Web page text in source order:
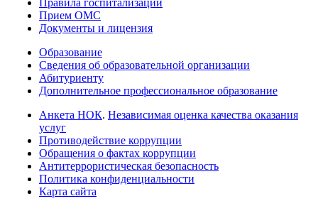
Правила госпитализации
Прием ОМС
Документы и лицензия
Образование
Сведения об образовательной организации
Абитуриенту
Дополнительное профессиональное образование
Анкета НОК. Независимая оценка качества оказания
услуг
Противодействие коррупции
Обращения о фактах коррупции
Антитеррористическая безопасность
Политика конфиденциальности
Карта сайта